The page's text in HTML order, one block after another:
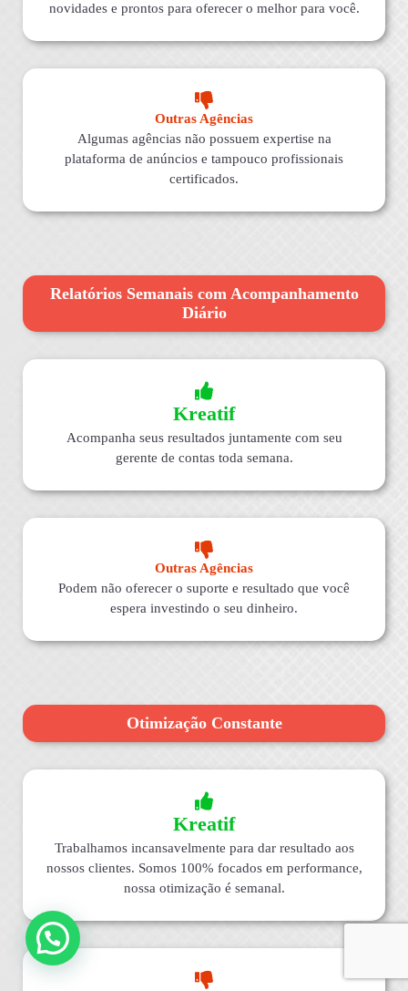
novidades e prontos para oferecer o melhor para você.
Outras Agências
Algumas agências não possuem expertise na
plataforma de anúncios e tampouco profissionais
certificados.
Relatórios Semanais com Acompanhamento
Diário
Kreatif
Acompanha seus resultados juntamente com seu
gerente de contas toda semana.
Outras Agências
Podem não oferecer o suporte e resultado que você
espera investindo o seu dinheiro.
Otimização Constante
Kreatif
Trabalhamos incansavelmente para dar resultado aos
nossos clientes. Somos 100% focados em performance,
nossa otimização é semanal.